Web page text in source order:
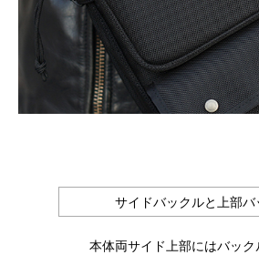
サイドバックルと上部
本体両サイド上部にはバック